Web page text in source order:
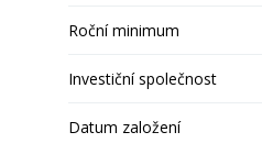
Roční minimum
Investiční společnost
Datum založení